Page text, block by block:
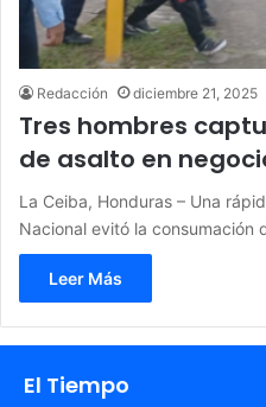
Redacción diciembre 21, 2025
Tres hombres
de asalto en
La Ceiba, Honduras – Una
Nacional evitó la consumación
Leer Más
El Tiempo